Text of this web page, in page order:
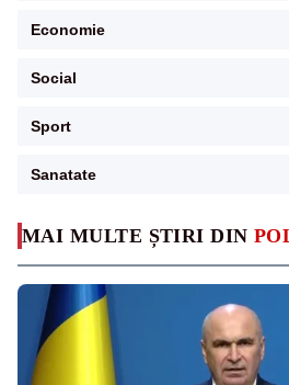
MAI MULTE ȘTIRI DIN
Economie
Social
Sport
Sanatate